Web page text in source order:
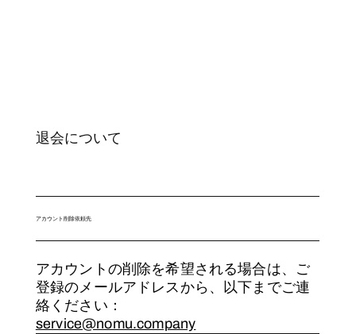
退会について​
アカウント削除依頼先
アカウントの削除を希望される場合は、ご
登録のメールアドレスから、以下までご連
絡ください：
service@nomu.company